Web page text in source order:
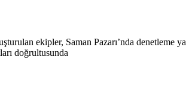
ekipler, Saman Pazarı’nda denetleme
doğrultusunda